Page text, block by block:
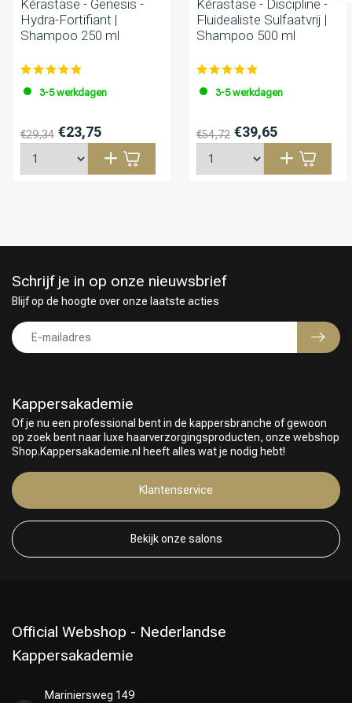
Keuze van onze Kappers
Hydra-Fortifiant |
Shampoo 250 ml
3-5 werkdagen
€29,34 €23,75
Fluidealiste Sulfaatvrij |
Shampoo 500 ml
3-5 werkdagen
€54,72 €39,65
Kappersakademie
Of je nu een professional bent in de kappersbranche of gewoon
op zoek bent naar luxe haarverzorgingsproducten, onze webshop
Shop.Kappersakademie.nl heeft alles wat je nodig hebt!
Klantenservice
Bekijk onze salons
Schrijf je in op onze nieuwsbrief
Blijf op de hoogte over onze laatste acties
Official Webshop - Nederlandse
Kappersakademie
Mariniersweg 149